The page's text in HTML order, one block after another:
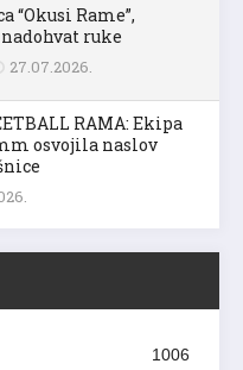
“Okusi Rame”,
ruke
27.07.2026.
RAMA: Ekipa
osvojila naslov
1006